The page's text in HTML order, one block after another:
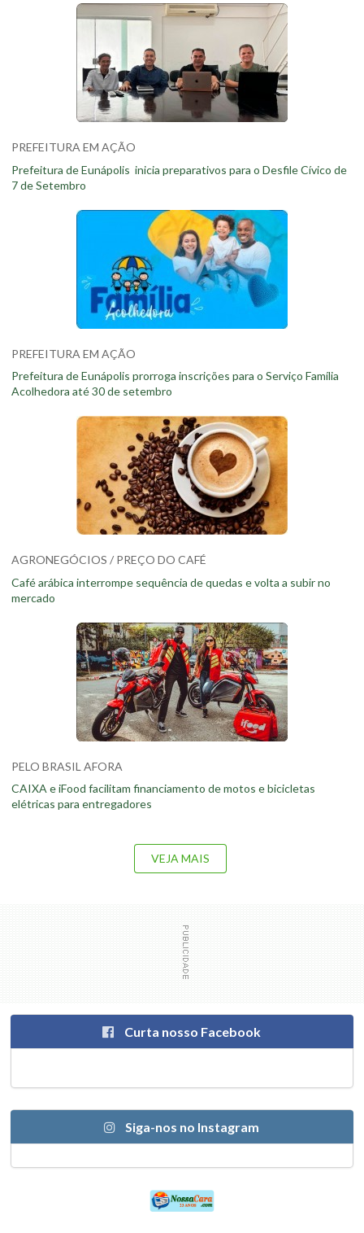
PREFEITURA EM AÇÃO
Prefeitura de Eunápolis inicia preparativos para o Desfile Cívico de
7 de Setembro
PREFEITURA EM AÇÃO
Prefeitura de Eunápolis prorroga inscrições para o Serviço Família
Acolhedora até 30 de setembro
AGRONEGÓCIOS / PREÇO DO CAFÉ
Café arábica interrompe sequência de quedas e volta a subir no
mercado
PELO BRASIL AFORA
CAIXA e iFood facilitam financiamento de motos e bicicletas
elétricas para entregadores
VEJA MAIS
Curta nosso Facebook
Siga-nos no Instagram